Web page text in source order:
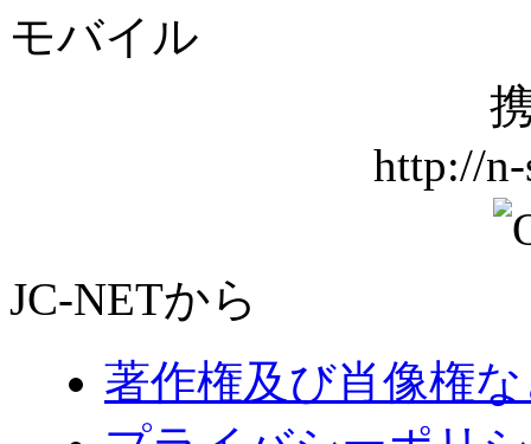
モバイル
http://
JC-NETから
著作権及び肖像権